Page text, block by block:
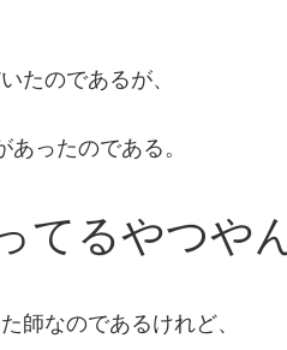
たのであるが、
ったのである。
てるやつやん
師なのであるけれど、